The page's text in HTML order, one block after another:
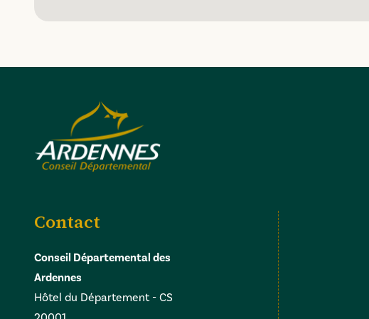
Contact
Conseil Départemental des
Ardennes
Hôtel du Département - CS